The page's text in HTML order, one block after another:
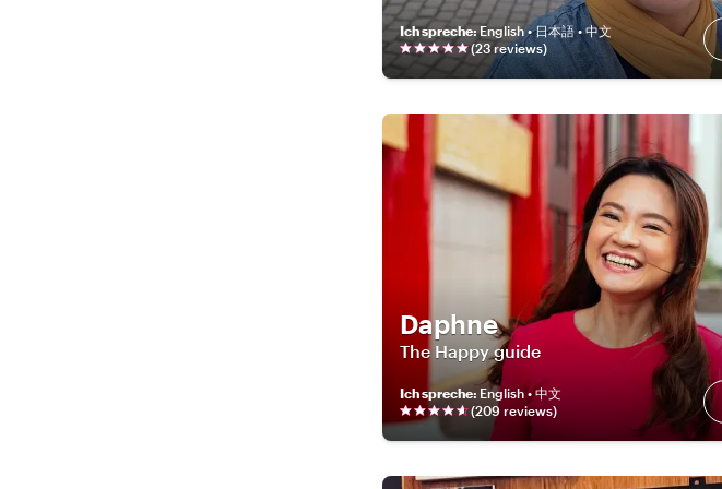
Ich spreche:English • 日本語 • 中文
(23reviews)
Daphne
The Happy guide
Ich spreche: English • 中文
(209 reviews)